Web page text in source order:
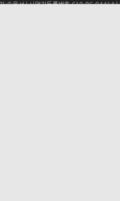
자 송윤서 | 사업자등록번호 610-86-